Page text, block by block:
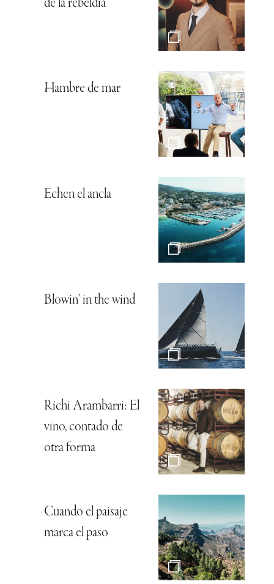
de la rebeldía
Hambre de mar
Echen el ancla
Blowin’ in the wind
Richi Arambarri: El
vino, contado de
otra forma
Cuando el paisaje
marca el paso